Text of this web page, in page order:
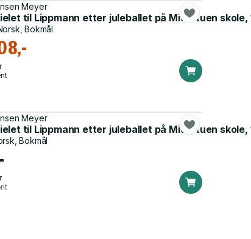
- roman
Meyer
til Lippmann etter juleballet på Midtstuen skole,
Bokmål
Meyer
til Lippmann etter juleballet på Midtstuen skole,
Bokmål